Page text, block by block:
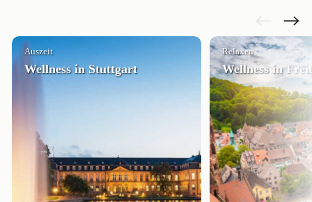
Auszeit
Wellness in Stuttgart
Relaxen
Wellness in